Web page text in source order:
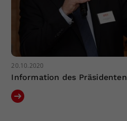
20.10.2020
Information des Präsidenten